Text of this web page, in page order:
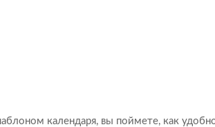
календаря, вы поймете, как